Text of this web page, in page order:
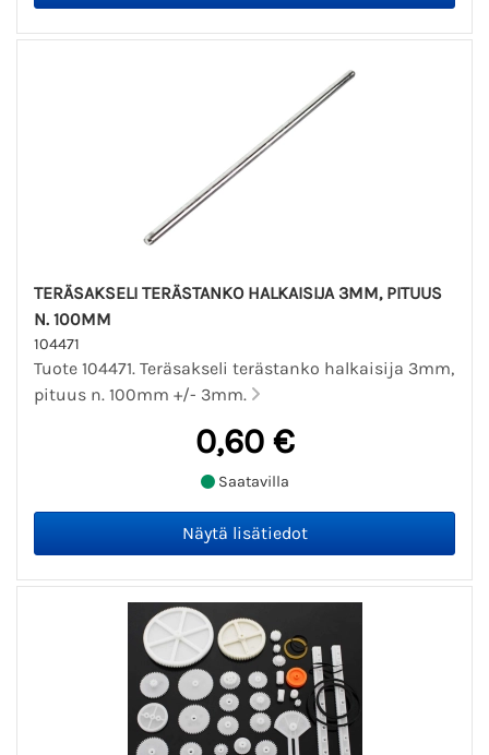
TERÄSAKSELI TERÄSTANKO HALKAISIJA 3MM, PITUUS
N. 100MM
104471
Tuote 104471. Teräsakseli terästanko halkaisija 3mm,
pituus n. 100mm +/- 3mm.
0,60 €
Saatavilla